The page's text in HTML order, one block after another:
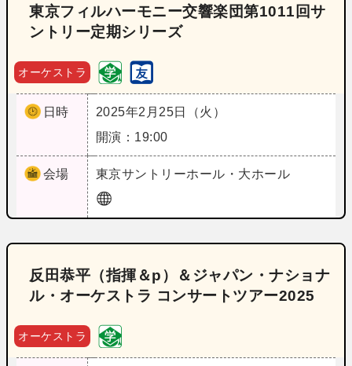
東京フィルハーモニー交響楽団第1011回サ
ントリー定期シリーズ
オーケストラ
日時
2025年2月25日（火）
開演：19:00
会場 東京サントリーホール・大ホール
反田恭平（指揮＆p）＆ジャパン・ナショナ
ル・オーケストラ コンサートツアー2025
オーケストラ